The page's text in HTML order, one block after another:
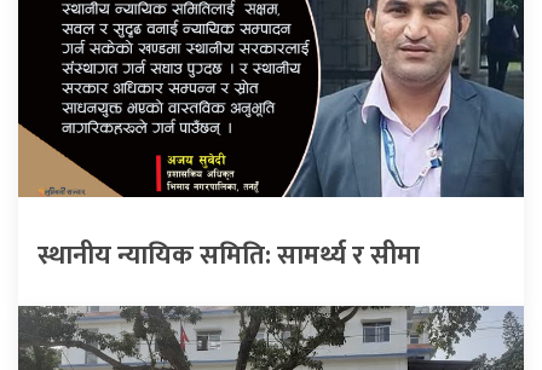
स्थानीय न्यायिक समिति: सामर्थ्य र सीमा